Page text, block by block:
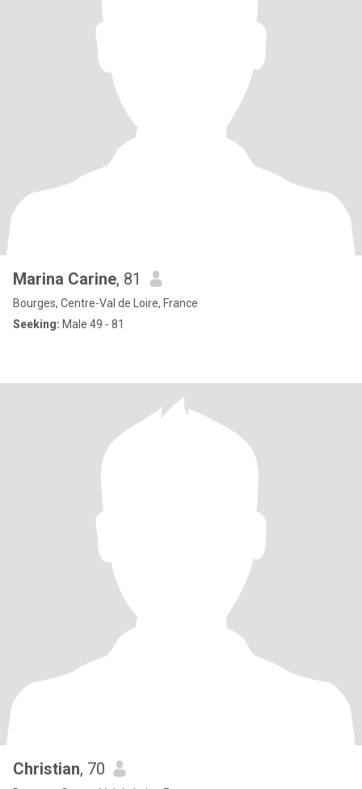
Marina Carine, 81
Bourges, Centre-Val de Loire, France
Seeking: Male 49 - 81
Christian, 70